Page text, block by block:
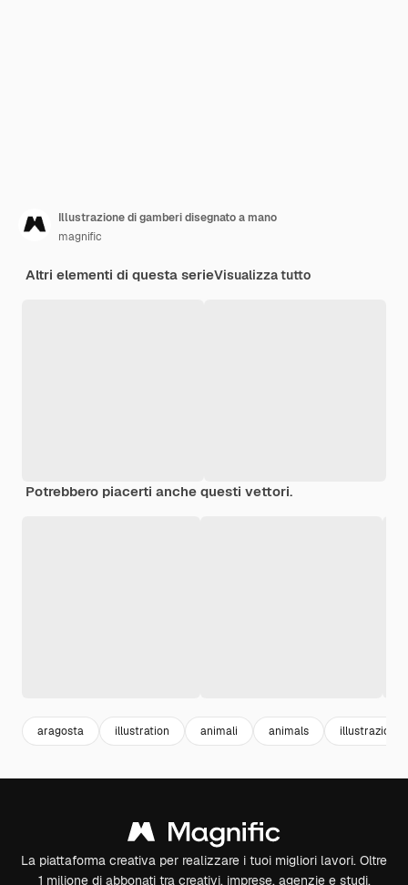
Illustrazione di gamberi disegnato a mano
magnific
Altri elementi di questa serieVisualizza tutto
Potrebbero piacerti anche questi vettori.
aragosta illustration animali animals illustrazioni
La piattaforma creativa per realizzare i tuoi migliori lavori. Oltre
1 milione di abbonati tra creativi, imprese, agenzie e studi.